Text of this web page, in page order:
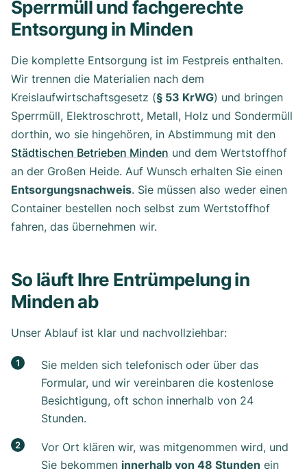
Sperrmüll und fachgerechte
Entsorgung in Minden
Die komplette Entsorgung ist im Festpreis enthalten.
Wir trennen die Materialien nach dem
Kreislaufwirtschaftsgesetz (§ 53 KrWG) und bringen
Sperrmüll, Elektroschrott, Metall, Holz und Sondermüll
dorthin, wo sie hingehören, in Abstimmung mit den
Städtischen Betrieben Minden und dem Wertstoffhof
an der Großen Heide. Auf Wunsch erhalten Sie einen
Entsorgungsnachweis. Sie müssen also weder einen
Container bestellen noch selbst zum Wertstoffhof
fahren, das übernehmen wir.
So läuft Ihre Entrümpelung in
Minden ab
Unser Ablauf ist klar und nachvollziehbar:
Sie melden sich telefonisch oder über das
Formular, und wir vereinbaren die kostenlose
Besichtigung, oft schon innerhalb von 24
Stunden.
Vor Ort klären wir, was mitgenommen wird, und
Sie bekommen innerhalb von 48 Stunden ein